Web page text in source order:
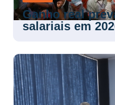
Ganho real
salariais em